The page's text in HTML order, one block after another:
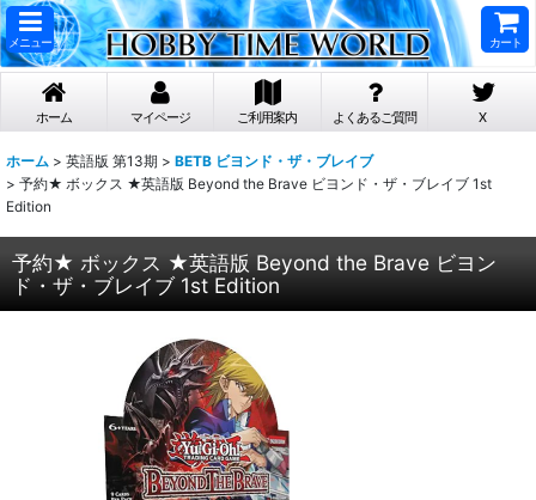
メニュー カート
ホーム マイページ ご利用案内 よくあるご質問 X
ホーム > 英語版 第13期 > BETB ビヨンド・ザ・ブレイブ
> 予約★ ボックス ★英語版 Beyond the Brave ビヨンド・ザ・ブレイブ 1st
Edition
予約★ ボックス ★英語版 Beyond the Brave ビヨン
ド・ザ・ブレイブ 1st Edition